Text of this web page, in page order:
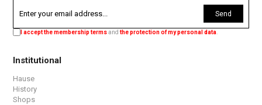
Send
I accept the membership termsandthe protection of my personal data
Institutional
Hause
History
Shops